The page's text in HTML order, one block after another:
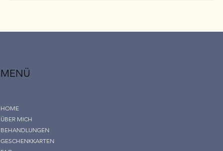
MENÜ
HOME
ÜBER MICH
BEHANDLUNGEN
GESCHENKKARTEN